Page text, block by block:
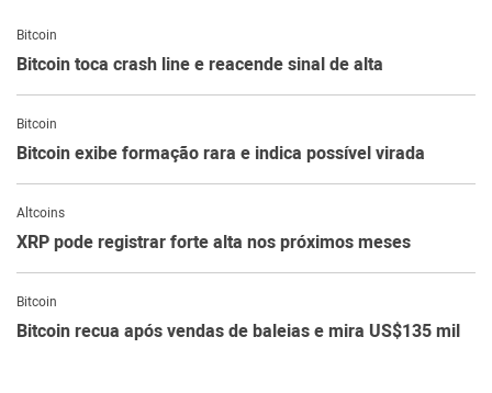
Bitcoin
Bitcoin toca crash line e reacende sinal de alta
Bitcoin
Bitcoin exibe formação rara e indica possível virada
Altcoins
XRP pode registrar forte alta nos próximos meses
Bitcoin
Bitcoin recua após vendas de baleias e mira US$135 mil